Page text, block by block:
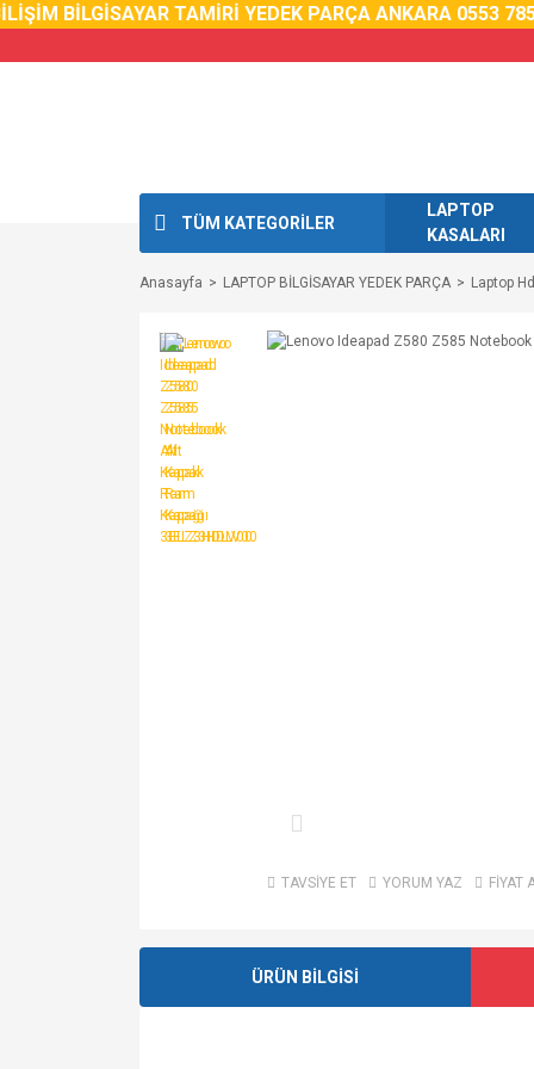
BİLGİSAYAR TAMİRİ YEDEK PARÇA ANKARA 0553 785
TÜM KATEGORİLER
LAPTOP
KASALARI
Anasayfa LAPTOP BİLGİSAYAR YEDEK PARÇA Laptop
TAVSİYE ET YORUM YAZ FİYAT
ÜRÜN BİLGİSİ